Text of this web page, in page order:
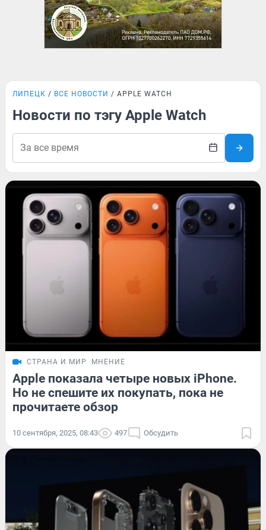
ЛИПЕЦК ВСЕ НОВОСТИ APPLE WATCH
Новости по тэгу Apple Watch
СТРАНА И МИР МНЕНИЕ
Apple показала четыре новых iPhone.
Но не спешите их покупать, пока не
прочитаете обзор
10 сентября, 2025, 08:43 497 Обсудить